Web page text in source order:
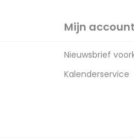
Mijn account
Nieuwsbrief
Kalenderservice